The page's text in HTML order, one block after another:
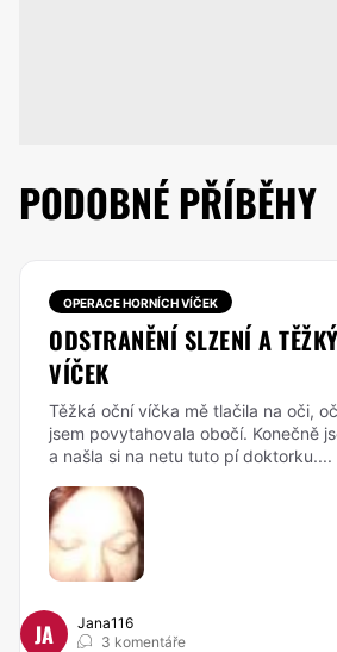
PODOBNÉ PŘÍBĚHY
OPERACE HORNÍCH VÍČEK
ODSTRANĚNÍ SLZENÍ A
VÍČEK
Těžká oční víčka mě tlačila na oči,
jsem povytahovala obočí. Konečně
a našla si na netu tuto pí doktorku....
JA
Jana116
3 komentáře